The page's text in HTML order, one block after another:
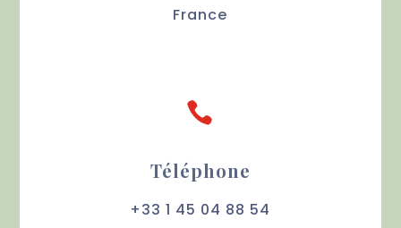
France

Téléphone
+33 1 45 04 88 54